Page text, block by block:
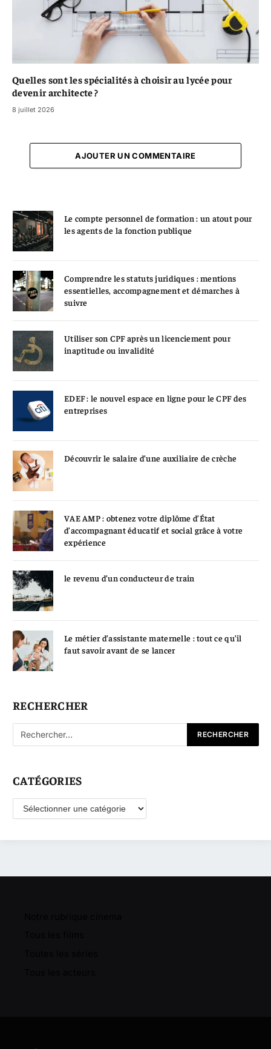
Quelles sont les spécialités à choisir au lycée pour
devenir architecte ?
8 juillet 2026
AJOUTER UN COMMENTAIRE
Le compte personnel de formation : un atout pour
les agents de la fonction publique
Comprendre les statuts juridiques : mentions
essentielles, accompagnement et démarches à
suivre
Utiliser son CPF après un licenciement pour
inaptitude ou invalidité
EDEF : le nouvel espace en ligne pour le CPF des
entreprises
Découvrir le salaire d’une auxiliaire de crèche
VAE AMP : obtenez votre diplôme d’État
d’accompagnant éducatif et social grâce à votre
expérience
le revenu d’un conducteur de train
Le métier d’assistante maternelle : tout ce qu’il
faut savoir avant de se lancer
RECHERCHER
CATÉGORIES
Catégories